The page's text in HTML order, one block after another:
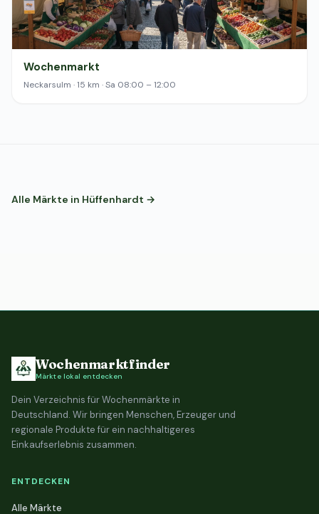
Wochenmarkt
Neckarsulm · 15 km · Sa 08:00 – 12:00
Alle Märkte in Hüffenhardt →
Wochenmarktfinder
Märkte lokal entdecken
Dein Verzeichnis für Wochenmärkte in
Deutschland. Wir bringen Menschen, Erzeuger und
regionale Produkte für ein nachhaltigeres
Einkaufserlebnis zusammen.
ENTDECKEN
Alle Märkte